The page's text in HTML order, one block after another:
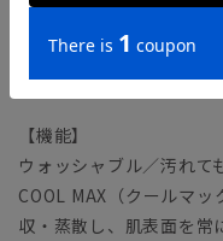
コットンポリエステル
素材工場にて生産して
い、強力な形態安定性
【機能】
ウォッシャブル／汚れて
COOL MAX（クールマ
収・蒸散し、肌表面を常